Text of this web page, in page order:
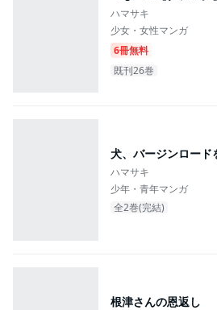
ハマサキ
少女・女性マンガ
6冊無料
既刊26巻
犬、バージンロード
ハマサキ
少年・青年マンガ
全2巻(完結)
根津さんの恩返し